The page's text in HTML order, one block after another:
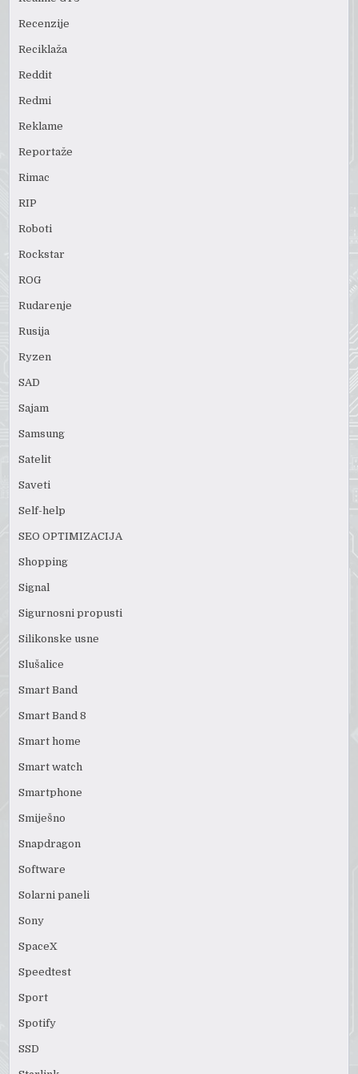
Recenzije
Reciklaža
Reddit
Redmi
Reklame
Reportaže
Rimac
RIP
Roboti
Rockstar
ROG
Rudarenje
Rusija
Ryzen
SAD
Sajam
Samsung
Satelit
Saveti
Self-help
SEO OPTIMIZACIJA
Shopping
Signal
Sigurnosni propusti
Silikonske usne
Slušalice
Smart Band
Smart Band 8
Smart home
Smart watch
Smartphone
Smiješno
Snapdragon
Software
Solarni paneli
Sony
SpaceX
Speedtest
Sport
Spotify
SSD